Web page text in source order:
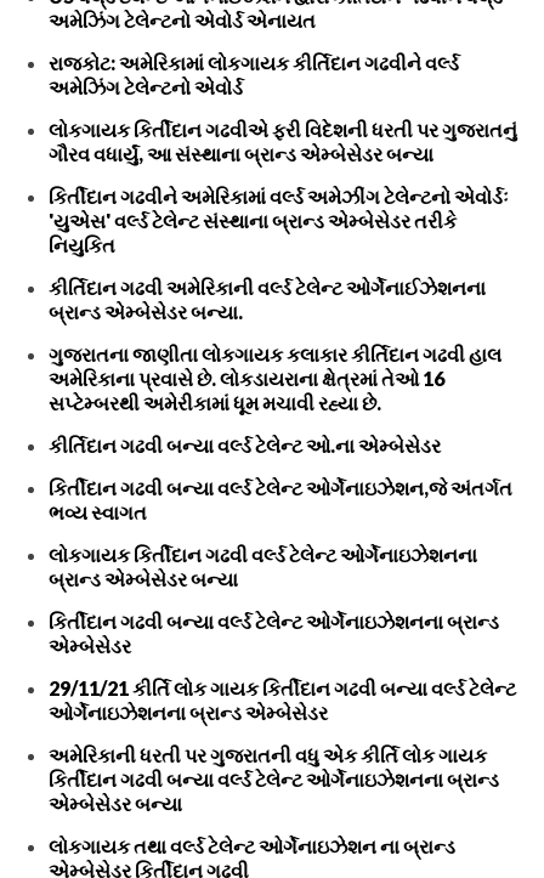
અમેઝિંગ ટેલેન્ટનો એવોર્ડ એનાયત
રાજકોટ: અમેરિકામાં લોકગાયક કીર્તિદાન ગઢવીને વર્લ્ડ
અમેઝિંગ ટેલેન્ટનો એવોર્ડ
લોકગાયક કિર્તીદાન ગઢવીએ ફરી વિદેશની ધરતી પર ગુજરાતનું
ગૌરવ વધાર્યું, આ સંસ્થાના બ્રાન્ડ એમ્બેસેડર બન્યા
કિર્તીદાન ગઢવીને અમેરિકામાં વર્લ્ડ અમેઝીંગ ટેલેન્ટનો એવોર્ડઃ
'યુએસ' વર્લ્ડ ટેલેન્ટ સંસ્થાના બ્રાન્ડ એમ્બેસેડર તરીકે
નિયુકિત
કીર્તિદાન ગઢવી અમેરિકાની વર્લ્ડ ટેલેન્ટ ઓર્ગેનાઈઝેશનના
બ્રાન્ડ એમ્બેસેડર બન્યા.
ગુજરાતના જાણીતા લોકગાયક કલાકાર કીર્તિદાન ગઢવી હાલ
અમેરિકાના પ્રવાસે છે. લોકડાયરાના ક્ષેત્રમાં તેઓ 16
સપ્ટેમ્બરથી અમેરીકામાં ધૂમ મચાવી રહ્યા છે.
કીર્તિદાન ગઢવી બન્યા વર્લ્ડ ટેલેન્ટ ઓ.ના એમ્બેસેડર
કિર્તીદાન ગઢવી બન્યા વર્લ્ડ ટેલેન્ટ ઓર્ગેનાઇઝેશન,જે અંતર્ગત
ભવ્ય સ્વાગત
લોકગાયક કિર્તીદાન ગઢવી વર્લ્ડ ટેલેન્ટ ઓર્ગેનાઇઝેશનના
બ્રાન્ડ એમ્બેસેડર બન્યા
કિર્તીદાન ગઢવી બન્યા વર્લ્ડ ટેલેન્ટ ઓર્ગેનાઇઝેશનના બ્રાન્ડ
એમ્બેસેડર
29/11/21 કીર્તિ લોક ગાયક કિર્તીદાન ગઢવી બન્યા વર્લ્ડ ટેલેન્ટ
ઓર્ગેનાઇઝેશનના બ્રાન્ડ એમ્બેસેડર
અમેરિકાની ધરતી પર ગુજરાતની વધુ એક કીર્તિ લોક ગાયક
કિર્તીદાન ગઢવી બન્યા વર્લ્ડ ટેલેન્ટ ઓર્ગેનાઇઝેશનના બ્રાન્ડ
એમ્બેસેડર બન્યા
લોકગાયક તથા વર્લ્ડ ટેલેન્ટ ઓર્ગેનાઇઝેશન ના બ્રાન્ડ
એમ્બેસેડર કિર્તીદાન ગઢવી